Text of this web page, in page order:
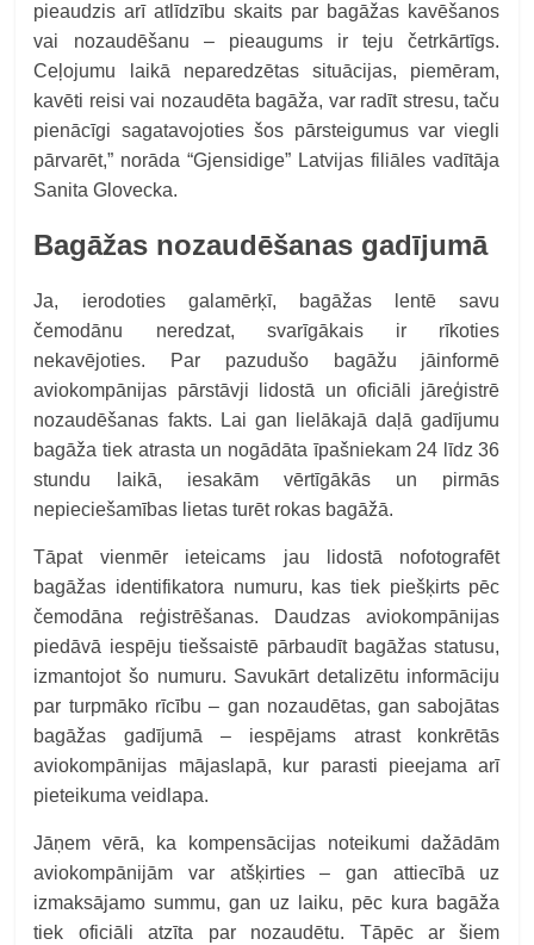
pieaudzis arī atlīdzību skaits par bagāžas kavēšanos
vai nozaudēšanu – pieaugums ir teju četrkārtīgs.
Ceļojumu laikā neparedzētas situācijas, piemēram,
kavēti reisi vai nozaudēta bagāža, var radīt stresu, taču
pienācīgi sagatavojoties šos pārsteigumus var viegli
pārvarēt,” norāda “Gjensidige” Latvijas filiāles vadītāja
Sanita Glovecka.
Bagāžas nozaudēšanas gadījumā
Ja, ierodoties galamērķī, bagāžas lentē savu
čemodānu neredzat, svarīgākais ir rīkoties
nekavējoties. Par pazudušo bagāžu jāinformē
aviokompānijas pārstāvji lidostā un oficiāli jāreģistrē
nozaudēšanas fakts. Lai gan lielākajā daļā gadījumu
bagāža tiek atrasta un nogādāta īpašniekam 24 līdz 36
stundu laikā, iesakām vērtīgākās un pirmās
nepieciešamības lietas turēt rokas bagāžā.
Tāpat vienmēr ieteicams jau lidostā nofotografēt
bagāžas identifikatora numuru, kas tiek piešķirts pēc
čemodāna reģistrēšanas. Daudzas aviokompānijas
piedāvā iespēju tiešsaistē pārbaudīt bagāžas statusu,
izmantojot šo numuru. Savukārt detalizētu informāciju
par turpmāko rīcību – gan nozaudētas, gan sabojātas
bagāžas gadījumā – iespējams atrast konkrētās
aviokompānijas mājaslapā, kur parasti pieejama arī
pieteikuma veidlapa.
Jāņem vērā, ka kompensācijas noteikumi dažādām
aviokompānijām var atšķirties – gan attiecībā uz
izmaksājamo summu, gan uz laiku, pēc kura bagāža
tiek oficiāli atzīta par nozaudētu. Tāpēc ar šiem